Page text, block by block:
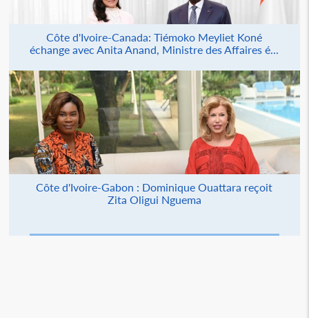
Côte d'Ivoire-Canada: Tiémoko Meyliet Koné
échange avec Anita Anand, Ministre des Affaires é...
Côte d'Ivoire-Gabon : Dominique Ouattara reçoit
Zita Oligui Nguema